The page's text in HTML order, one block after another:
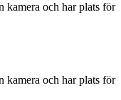
och har plats för
och har plats för